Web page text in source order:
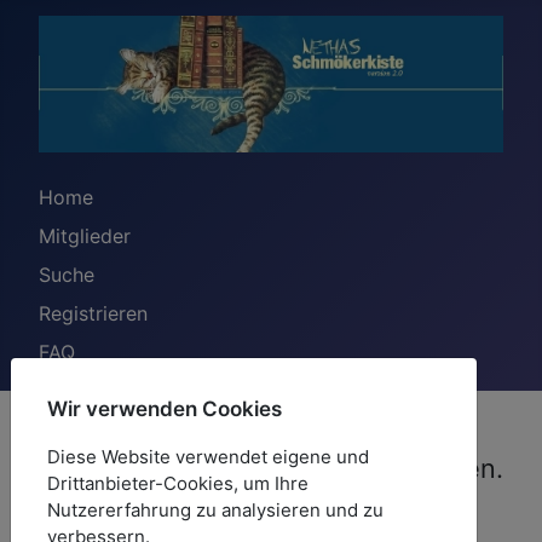
Home
Mitglieder
Suche
Registrieren
FAQ
hinterlegte E-Mail-Adresse eingeben.
Der Benutzername wird dann an
Wir verwenden Cookies
Diese Website verwendet eigene und
Drittanbieter-Cookies, um Ihre
Nutzererfahrung zu analysieren und zu
verbessern.